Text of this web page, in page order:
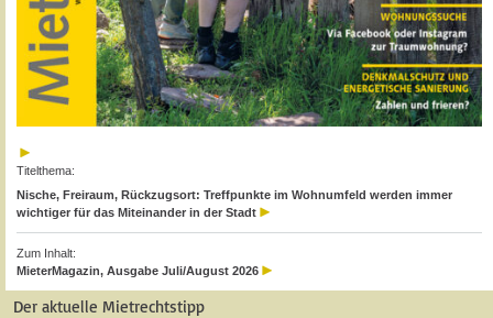
Titelthema:
Nische, Freiraum, Rückzugsort: Treffpunkte im Wohnumfeld werden immer
wichtiger für das Miteinander in der Stadt
Zum Inhalt:
MieterMagazin, Ausgabe Juli/August 2026
Der aktuelle Mietrechtstipp